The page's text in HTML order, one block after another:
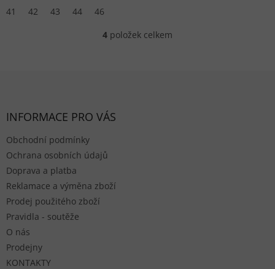
41
42 43 44 46
Ovládací prvky výpisu
4 položek celkem
INFORMACE PRO VÁS
Obchodní podmínky
Ochrana osobních údajů
Doprava a platba
Reklamace a výměna zboží
Prodej použitého zboží
Pravidla - soutěže
O nás
Prodejny
KONTAKTY